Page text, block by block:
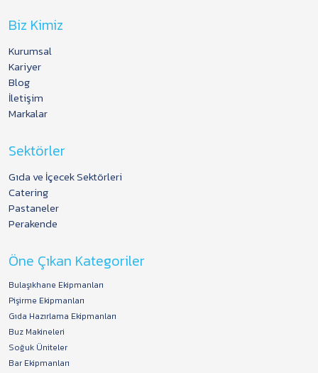
Biz Kimiz
Kurumsal
Kariyer
Blog
İletişim
Markalar
Sektörler
Gıda ve İçecek Sektörleri
Catering
Pastaneler
Perakende
Öne Çıkan Kategoriler
Bulaşıkhane Ekipmanları
Pişirme Ekipmanları
Gıda Hazırlama Ekipmanları
Buz Makineleri
Soğuk Üniteler
Bar Ekipmanları